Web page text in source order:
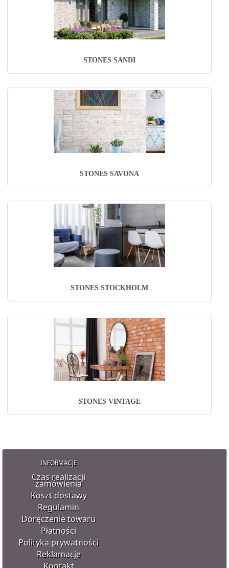
STONES SANDI
STONES SAVONA
STONES STOCKHOLM
STONES VINTAGE
INFORMACJE
Czas realizacji
zamówienia
Koszt dostawy
Regulamin
Doręczenie towaru
Płatności
Polityka prywatności
Reklamacje